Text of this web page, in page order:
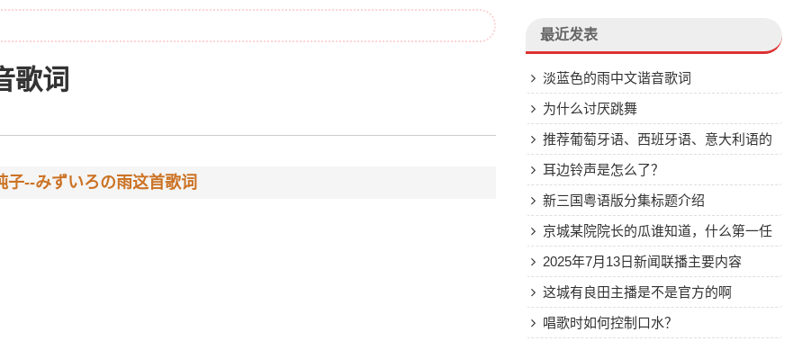
歌词
--みずいろの雨这首歌词
最近发表
淡蓝色的雨中文谐音歌词
为什么讨厌跳舞
推荐葡萄牙语、西班牙语、意大利语的
好听的歌，有哪些？
耳边铃声是怎么了？
新三国粤语版分集标题介绍
京城某院院长的瓜谁知道，什么第一任
第五任的
2025年7月13日新闻联播主要内容
这城有良田主播是不是官方的啊
唱歌时如何控制口水？